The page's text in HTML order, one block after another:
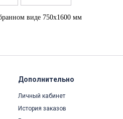
виде 750х1600 мм
Дополнительно
Личный кабинет
История заказов